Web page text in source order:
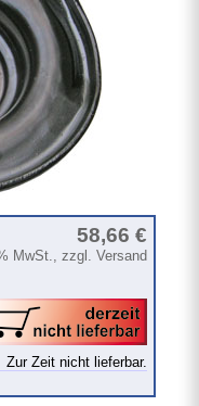
58,66 €
MwSt., zzgl. Versand
Zur Zeit nicht lieferbar.